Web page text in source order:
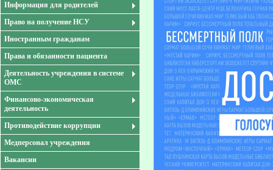
Информация для родителей
Право на получение НСУ
Иностранным гражданам
Права и обязанности пациента
Деятельность учреждения в системе
ОМС
Финансово-экономическая
деятельность
Противодействие коррупции
Медперсонал учреждения
Вакансии